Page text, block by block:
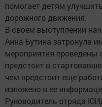
помогает детям
дорожного движения.
В своем выступлении
Анна Бутина затронула
мероприятия проведены
предстоит в
чем предстоит еще
изложено в ее
Руководитель отряда